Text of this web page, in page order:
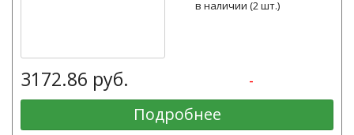
в наличии (2 шт.)
3172.86 руб. -
Подробнее